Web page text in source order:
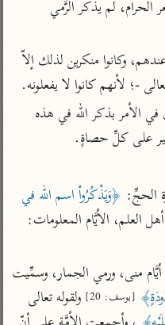
تفسير ابن أبي حاتم
تفسير قتادة
اشترك
القرآني
-؛ لأنهم كانوا لا يفعلونه.
على كلِّ حصاةٍ.
الحجِّ:
[يوسف: 20]